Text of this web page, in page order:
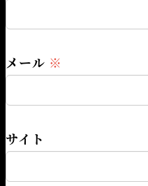
メール ※
サイト